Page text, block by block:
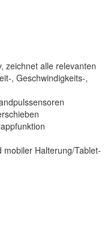
zeichnet alle relevanten
, Geschwindigkeits-,
Halterung/Tablet-